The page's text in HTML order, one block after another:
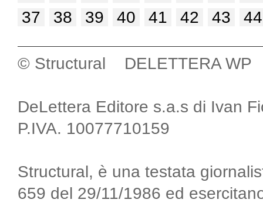
37
38 39 40 41 42 43 44
© Structural DELETTERA WP
DeLettera Editore s.a.s di Ivan
P.IVA. 10077710159
Structural, è una testata
659 del 29/11/1986 ed